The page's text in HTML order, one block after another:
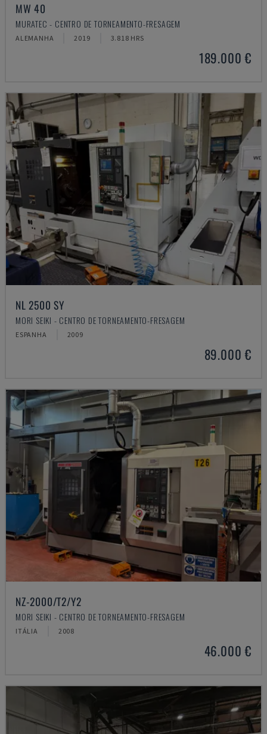
MW 40
MURATEC - CENTRO DE TORNEAMENTO-FRESAGEM
ALEMANHA 2019 3.818 HRS
189.000 €
NL 2500 SY
MORI SEIKI - CENTRO DE TORNEAMENTO-FRESAGEM
ESPANHA 2009
89.000 €
NZ-2000/T2/Y2
MORI SEIKI - CENTRO DE TORNEAMENTO-FRESAGEM
ITÁLIA 2008
46.000 €